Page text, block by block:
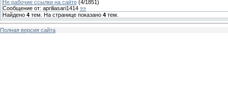
Не рабочие ссылки на сайте (4/1851)
Сообщение от: apriliasari1414 »»
Найдено 4 тем. На странице показано 4 тем.
Полная версия сайта